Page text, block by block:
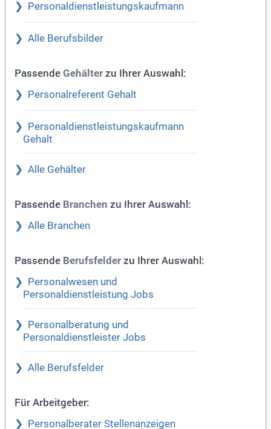
Personaldienstleistungskaufmann
Alle Berufsbilder
Passende Gehälter zu Ihrer Auswahl:
Personalreferent Gehalt
Personaldienstleistungskaufmann
Gehalt
Alle Gehälter
Passende Branchen zu Ihrer Auswahl:
Alle Branchen
Passende Berufsfelder zu Ihrer Auswahl:
Personalwesen und
Personaldienstleistung Jobs
Personalberatung und
Personaldienstleister Jobs
Alle Berufsfelder
Für Arbeitgeber:
Personalberater Stellenanzeigen